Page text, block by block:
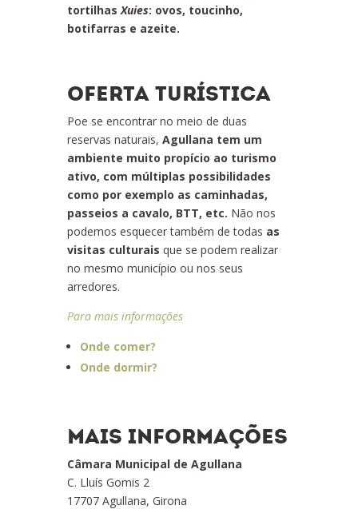
tortilhas Xuies: ovos, toucinho,
botifarras e azeite.
OFERTA TURÍSTICA
Poe se encontrar no meio de duas
reservas naturais, Agullana tem um
ambiente muito propício ao turismo
ativo, com múltiplas possibilidades
como por exemplo as caminhadas,
passeios a cavalo, BTT, etc. Não nos
podemos esquecer também de todas as
visitas culturais que se podem realizar
no mesmo município ou nos seus
arredores.
Para mais informações
Onde comer?
Onde dormir?
MAIS INFORMAÇÕES
Câmara Municipal de Agullana
C. Lluís Gomis 2
17707 Agullana, Girona